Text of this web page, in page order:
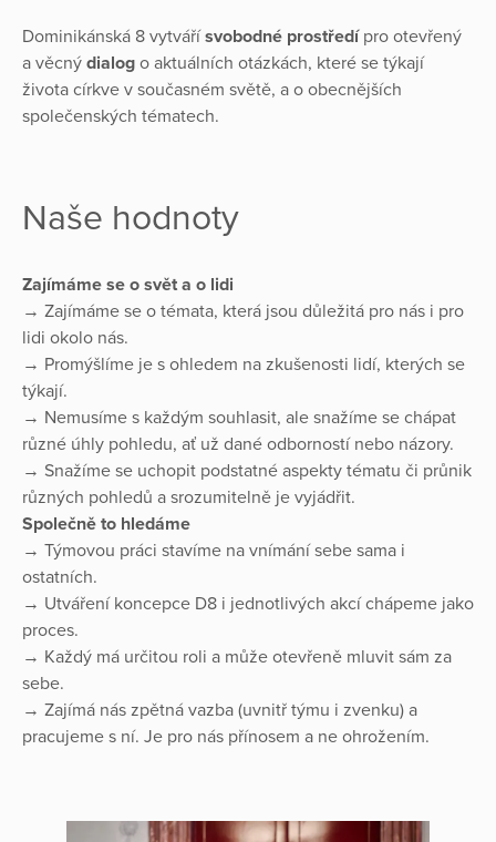
Dominikánská 8 vytvářísvobodné prostředí pro otevřený
a věcný dialog o aktuálních otázkách, které se týkají
života církve v současném světě, a o obecnějších
společenských tématech.
Naše hodnoty
Zajímáme se o svět a o lidi
→ Zajímáme se o témata, která jsou důležitá pro nás i pro
lidi okolo nás.
→ Promýšlíme je s ohledem na zkušenosti lidí, kterých se
týkají.
→ Nemusíme s každým souhlasit, ale snažíme se chápat
různé úhly pohledu, ať už dané odborností nebo názory.
→ Snažíme se uchopit podstatné aspekty tématu či průnik
různých pohledů a srozumitelně je vyjádřit.
Společně to hledáme
→ Týmovou práci stavíme na vnímání sebe sama i
ostatních.
→ Utváření koncepce D8 i jednotlivých akcí chápeme jako
proces.
→ Každý má určitou roli a může otevřeně mluvit sám za
sebe.
→ Zajímá nás zpětná vazba (uvnitř týmu i zvenku) a
pracujeme s ní. Je pro nás přínosem a ne ohrožením.